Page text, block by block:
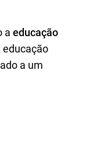
a educação
educação
a um